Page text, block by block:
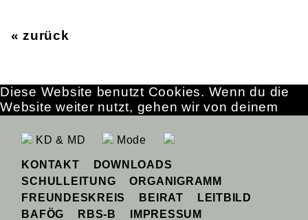
« zurück
KD & MD Mode
KONTAKT
DOWNLOADS
SCHULLEITUNG
ORGANIGRAMM
FREUNDESKREIS
BEIRAT
LEITBILD
BAFÖG
RBS-B IMPRESSUM
Diese Website benutzt Cookies. Wenn du die
Website weiter nutzt, gehen wir von deinem